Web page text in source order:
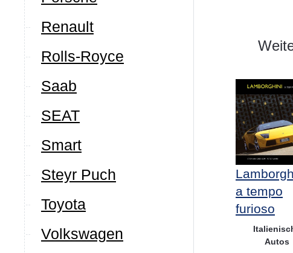
Renault
Rolls-Royce
Saab
SEAT
Smart
Steyr Puch
Toyota
Volkswagen
a tempo
furioso
Autos